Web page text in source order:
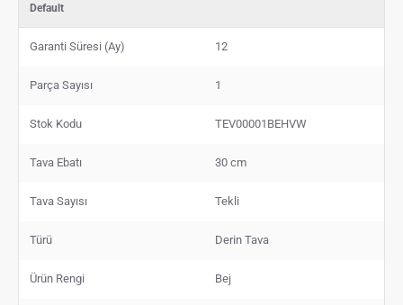
Default
Garanti Süresi (Ay) 12
Parça Sayısı 1
Stok Kodu TEV00001BEHVW
Tava Ebatı 30 cm
Tava Sayısı Tekli
Türü Derin Tava
Ürün Rengi Bej